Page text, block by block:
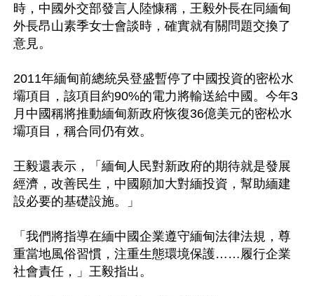
時，中國外交部發言人陸慷稱，王毅外長在同緬甸
外長昂山素季女士會談時，確實就有關問題交換了
意見。
2011年緬甸前總統吳登盛暫停了中國投資的密松水
壩項目，該項目約90%的電力將輸送給中國。今年3
月中國稱將推動緬甸新政府恢復36億美元的密松水
壩項目，稱合同仍有效。
王毅還表示，「緬甸人民對新政府的期待就是發展
經濟，改善民生，中國願加大對緬投資，幫助緬建
設必要的基礎設施。」
「我們將指導在緬中國企業遵守緬甸法律法規，尊
重當地風俗習慣，注重生態環境保護……履行企業
社會責任，」王毅指出。